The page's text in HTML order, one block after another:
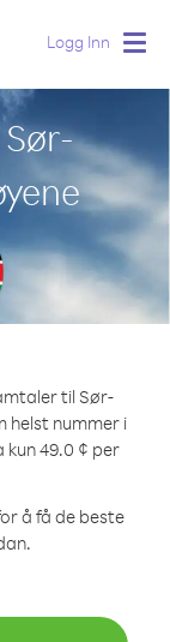
Logg Inn
til Sør-
helst nummer i
kun 49.0 ¢ per
å få de beste